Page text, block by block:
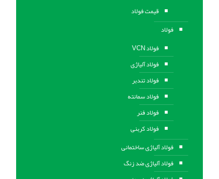
قیمت فولاد
فولاد
فولاد VCN
فولاد آلیاژی
فولاد تندبر
فولاد سمانته
فولاد فنر
فولاد کربنی
فولاد آلیاژی ساختمانی
فولاد آلیاژی ضد زنگ